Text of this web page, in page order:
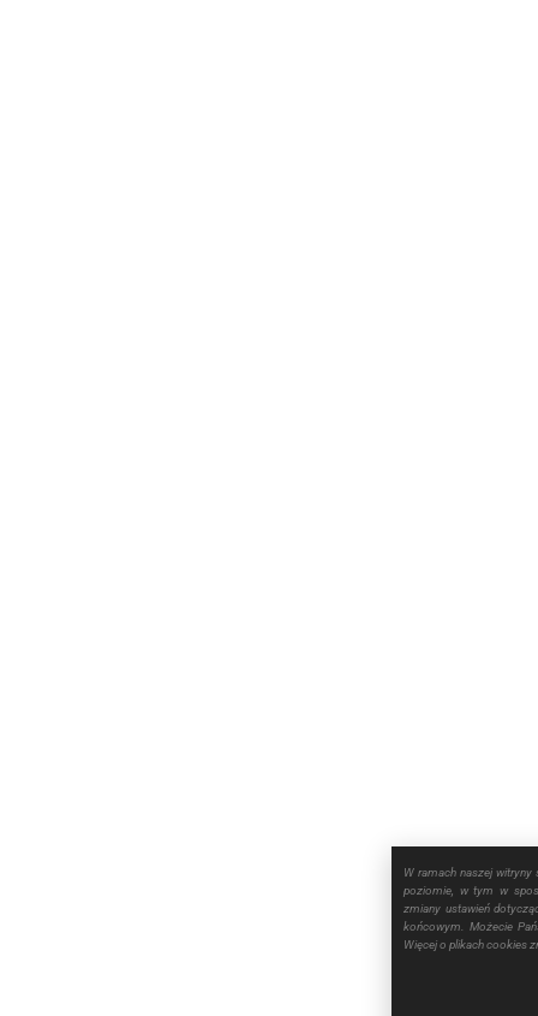
W ramach naszej witryny
poziomie, w tym w
zmiany ustawień
końcowym. Możecie
Więcej o plikach cookies